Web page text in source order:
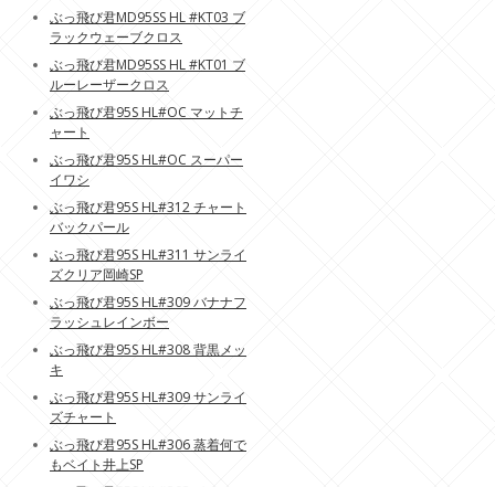
ぶっ飛び君MD95SS HL #KT03 ブ
ラックウェーブクロス
ぶっ飛び君MD95SS HL #KT01 ブ
ルーレーザークロス
ぶっ飛び君95S HL#OC マットチ
ャート
ぶっ飛び君95S HL#OC スーパー
イワシ
ぶっ飛び君95S HL#312 チャート
バックパール
ぶっ飛び君95S HL#311 サンライ
ズクリア岡崎SP
ぶっ飛び君95S HL#309 バナナフ
ラッシュレインボー
ぶっ飛び君95S HL#308 背黒メッ
キ
ぶっ飛び君95S HL#309 サンライ
ズチャート
ぶっ飛び君95S HL#306 蒸着何で
もベイト井上SP